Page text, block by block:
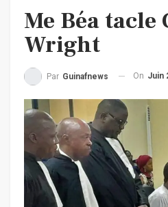
Me Béa tacle
Wright
Par Guinafnews On Juin